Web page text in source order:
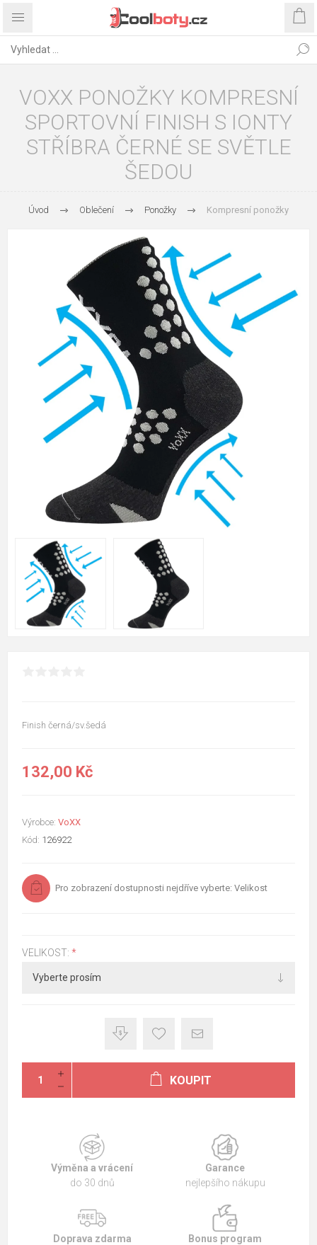
VOXX PONOŽKY KOMPRESNÍ
SPORTOVNÍ FINISH S IONTY
STŘÍBRA ČERNÉ SE SVĚTLE
ŠEDOU
Úvod Oblečení Ponožky Kompresní ponožky
Finish černá/sv.šedá
132,00 Kč
Výrobce: VoXX
Kód: 126922
Pro zobrazení dostupnosti nejdříve vyberte: Velikost
VELIKOST: *
KOUPIT
Výměna a vrácení
do 30 dnů
Garance
nejlepšího nákupu
Doprava zdarma
Bonus program